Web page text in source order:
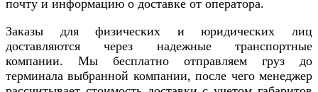
почту и информацию о доставке от оператора.
Заказы для физических и юридических лиц
доставляются через надежные транспортные
компании. Мы бесплатно отправляем груз до
терминала выбранной компании, после чего менеджер